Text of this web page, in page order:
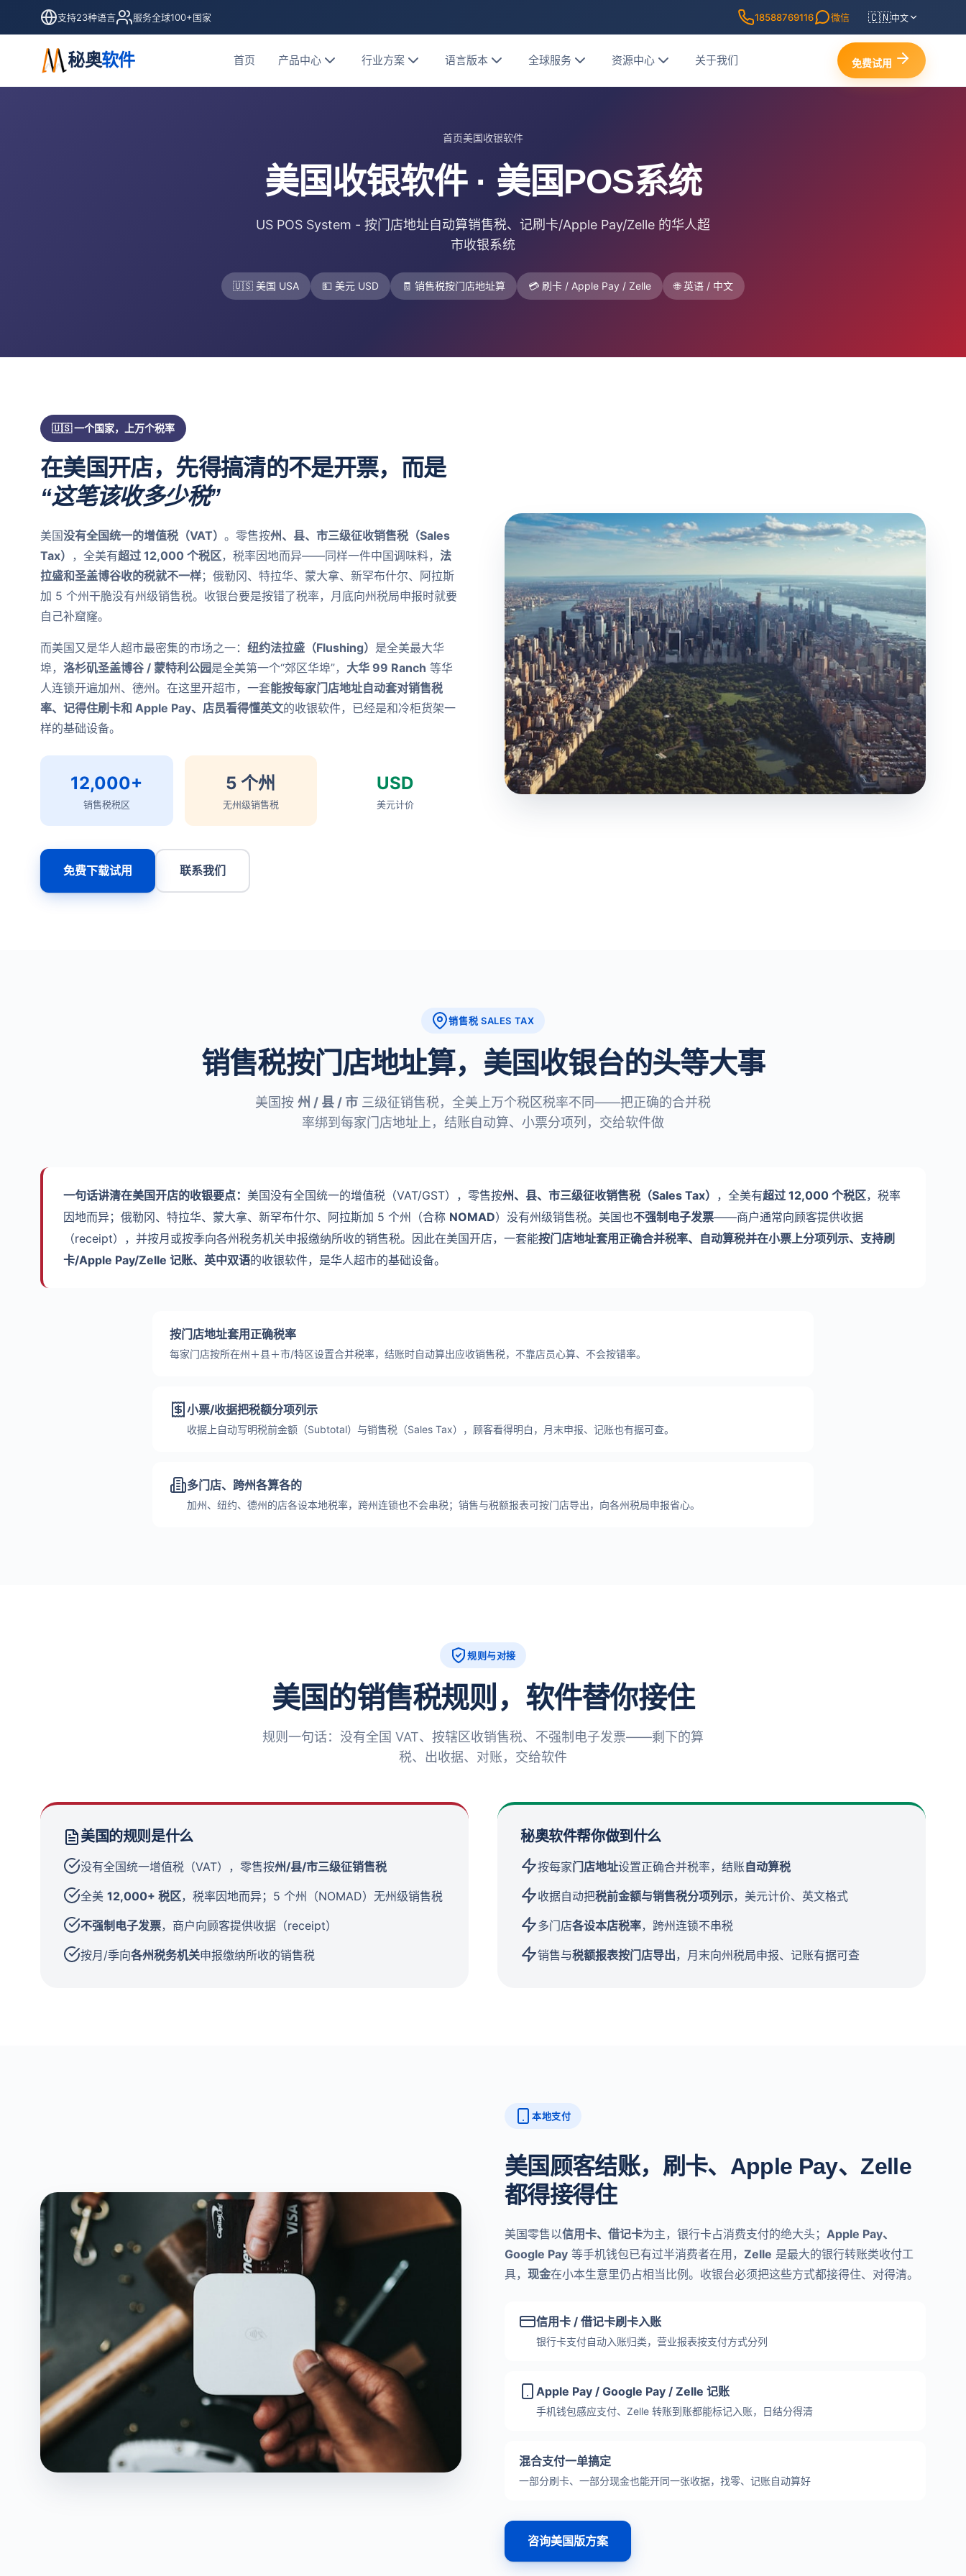
支持23种语言 服务全球100+国家 18588769116 微信 🇨🇳中文
秘奥软件 首页 产品中心 行业方案 语言版本 全球服务 资源中心 关于我们 免费试用
首页美国收银软件
美国收银软件 · 美国POS系统
US POS System - 按门店地址自动算销售税、记刷卡/Apple Pay/Zelle 的华人超
市收银系统
🇺🇸 美国 USA 💵 美元 USD 🧾 销售税按门店地址算 💳 刷卡 / Apple Pay / Zelle 🌐 英语 / 中文
🇺🇸 一个国家，上万个税率
在美国开店，先得搞清的不是开票，而是
“这笔该收多少税”
美国没有全国统一的增值税（VAT） 。零售按州、县、市三级征收销售税（Sales
Tax） ，全美有超过 12,000 个税区，税率因地而异——同样一件中国调味料， 法
拉盛和圣盖博谷收的税就不一样；俄勒冈、特拉华、蒙大拿、新罕布什尔、阿拉斯
加 5 个州干脆没有州级销售税。收银台要是按错了税率，月底向州税局申报时就要
自己补窟窿。
而美国又是华人超市最密集的市场之一： 纽约法拉盛（Flushing） 是全美最大华
埠， 洛杉矶圣盖博谷 / 蒙特利公园是全美第一个“郊区华埠”， 大华 99 Ranch 等华
人连锁开遍加州、德州。在这里开超市，一套能按每家门店地址自动套对销售税
率、记得住刷卡和 Apple Pay、店员看得懂英文的收银软件，已经是和冷柜货架一
样的基础设备。
12,000+
销售税税区
5 个州
无州级销售税
USD
美元计价
免费下载试用 联系我们
销售税 SALES TAX
销售税按门店地址算，美国收银台的头等大事
美国按 州 / 县 / 市 三级征销售税，全美上万个税区税率不同——把正确的合并税
率绑到每家门店地址上，结账自动算、小票分项列，交给软件做
一句话讲清在美国开店的收银要点： 美国没有全国统一的增值税（VAT/GST），零售按州、县、市三级征收销售税（Sales Tax） ，全美有超过 12,000 个税区，税率
因地而异；俄勒冈、特拉华、蒙大拿、新罕布什尔、阿拉斯加 5 个州（合称 NOMAD）没有州级销售税。美国也不强制电子发票——商户通常向顾客提供收据
（receipt），并按月或按季向各州税务机关申报缴纳所收的销售税。因此在美国开店，一套能按门店地址套用正确合并税率、自动算税并在小票上分项列示、支持刷
卡/Apple Pay/Zelle 记账、英中双语的收银软件，是华人超市的基础设备。
按门店地址套用正确税率
每家门店按所在州＋县＋市/特区设置合并税率，结账时自动算出应收销售税，不靠店员心算、不会按错率。
小票/收据把税额分项列示
收据上自动写明税前金额（Subtotal）与销售税（Sales Tax），顾客看得明白，月末申报、记账也有据可查。
多门店、跨州各算各的
加州、纽约、德州的店各设本地税率，跨州连锁也不会串税；销售与税额报表可按门店导出，向各州税局申报省心。
规则与对接
美国的销售税规则，软件替你接住
规则一句话：没有全国 VAT、按辖区收销售税、不强制电子发票——剩下的算
税、出收据、对账，交给软件
美国的规则是什么
没有全国统一增值税（VAT），零售按州/县/市三级征销售税
全美 12,000+ 税区，税率因地而异；5 个州（NOMAD）无州级销售税
不强制电子发票，商户向顾客提供收据（receipt）
按月/季向各州税务机关申报缴纳所收的销售税
秘奥软件帮你做到什么
按每家门店地址设置正确合并税率，结账自动算税
收据自动把税前金额与销售税分项列示，美元计价、英文格式
多门店各设本店税率，跨州连锁不串税
销售与税额报表按门店导出，月末向州税局申报、记账有据可查
本地支付
美国顾客结账，刷卡、Apple Pay、Zelle
都得接得住
美国零售以信用卡、借记卡为主，银行卡占消费支付的绝大头； Apple Pay、
Google Pay 等手机钱包已有过半消费者在用， Zelle 是最大的银行转账类收付工
具， 现金在小本生意里仍占相当比例。收银台必须把这些方式都接得住、对得清。
信用卡 / 借记卡刷卡入账
银行卡支付自动入账归类，营业报表按支付方式分列
Apple Pay / Google Pay / Zelle 记账
手机钱包感应支付、Zelle 转账到账都能标记入账，日结分得清
混合支付一单搞定
一部分刷卡、一部分现金也能开同一张收据，找零、记账自动算好
咨询美国版方案